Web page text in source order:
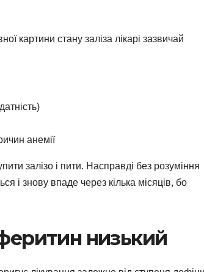
картини стану заліза лікарі зазвичай
анемії
залізо і пити. Насправді без розуміння
і знову впаде через кілька місяців, бо
низький